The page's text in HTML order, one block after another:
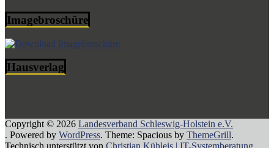
Imagebroschüre
Hausverlag
Copyright © 2026 Landesverband Schleswig-Holstein e.V.
. Powered by WordPress. Theme: Spacious by ThemeGrill.